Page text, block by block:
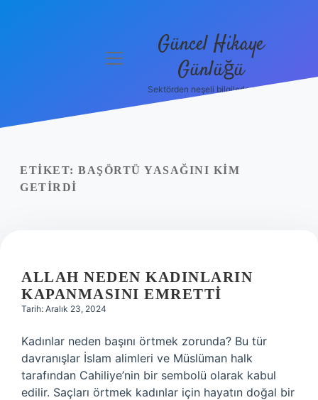
Yasal Uyarı
menüyü
Güncel Hikaye
Günlüğü
Sektörden neşeli bilgilerle tanış!
ETIKET: BAŞÖRTÜ YASAĞINI KIM
GETIRDI
ALLAH NEDEN KADINLARIN
KAPANMASINI EMRETTI
Tarih: Aralık 23, 2024
Kadınlar neden başını örtmek zorunda? Bu tür
davranışlar İslam alimleri ve Müslüman halk
tarafından Cahiliye’nin bir sembolü olarak kabul
edilir. Saçları örtmek kadınlar için hayatın doğal bir